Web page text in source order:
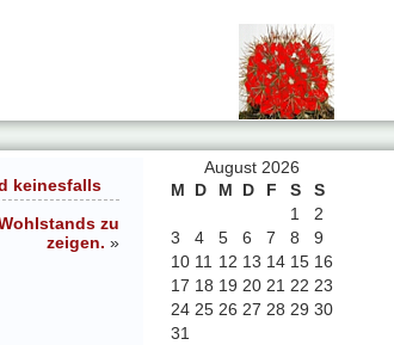
August 2026
M
D M D F S
S
1
2
3
4 5 6 7 8
9
10 11 12 13 14 15 16
17 18 19 20 21 22 23
24 25 26 27 28 29 30
31
keinesfalls
zu
zeigen. »